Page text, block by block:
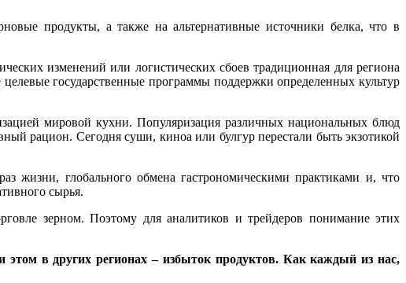
продукты, а также на альтернативные источники белка, что в
изменений или логистических сбоев традиционная для региона
целевые государственные программы поддержки определенных культур
мировой кухни. Популяризация различных национальных блюд
рацион. Сегодня суши, киноа или булгур перестали быть экзотикой
жизни, глобального обмена гастрономическими практиками и, что
сырья.
зерном. Поэтому для аналитиков и трейдеров понимание этих
в других регионах – избыток продуктов. Как каждый из нас,